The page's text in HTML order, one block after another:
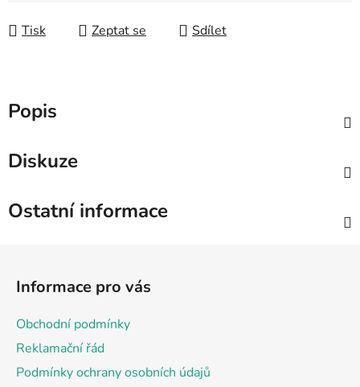
Tisk Zeptat se Sdílet
Popis
Diskuze
Ostatní informace
Informace pro vás
Obchodní podmínky
Reklamační řád
Podmínky ochrany osobních údajů